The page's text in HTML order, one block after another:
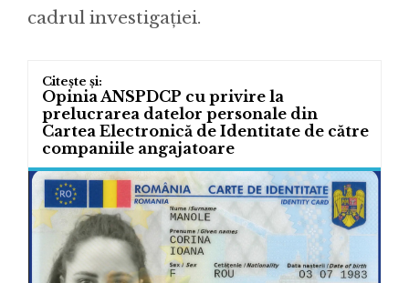
cadrul investigației.
Opinia ANSPDCP cu privire la
prelucrarea datelor personale din
Cartea Electronică de Identitate de către
companiile angajatoare